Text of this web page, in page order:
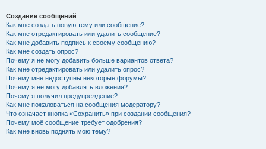
Создание сообщений
Как мне создать новую тему или сообщение?
Как мне отредактировать или удалить сообщение?
Как мне добавить подпись к своему сообщению?
Как мне создать опрос?
Почему я не могу добавить больше вариантов ответа?
Как мне отредактировать или удалить опрос?
Почему мне недоступны некоторые форумы?
Почему я не могу добавлять вложения?
Почему я получил предупреждение?
Как мне пожаловаться на сообщения модератору?
Что означает кнопка «Сохранить» при создании сообщения?
Почему моё сообщение требует одобрения?
Как мне вновь поднять мою тему?